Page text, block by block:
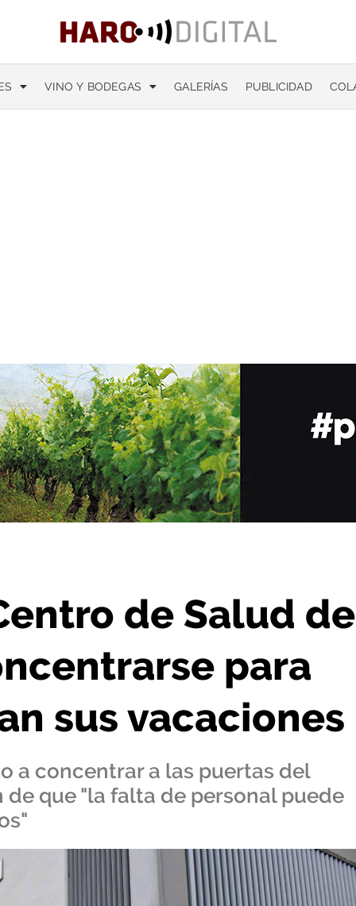
VINO Y BODEGAS GALERÍAS PUBLICIDAD
para pedir que se cubran sus vacaciones
de Salud de
para
sus vacaciones
a concentrar a las puertas del
que "la falta de personal puede